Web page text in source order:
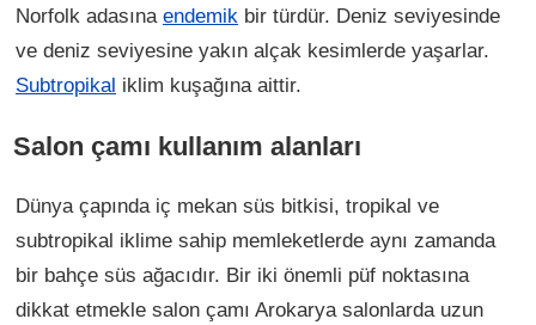
Norfolk adasına endemik bir türdür. Deniz seviyesinde
ve deniz seviyesine yakın alçak kesimlerde yaşarlar.
Subtropikal iklim kuşağına aittir.
Salon çamı kullanım alanları
Dünya çapında iç mekan süs bitkisi, tropikal ve
subtropikal iklime sahip memleketlerde aynı zamanda
bir bahçe süs ağacıdır. Bir iki önemli püf noktasına
dikkat etmekle salon çamı Arokarya salonlarda uzun